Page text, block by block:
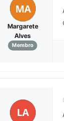
MA
Margarete
Alves
Membro
LA